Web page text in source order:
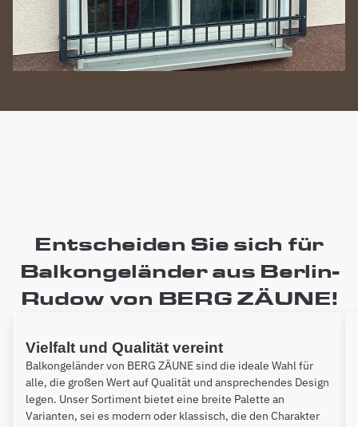
Entscheiden Sie sich für
Balkongeländer aus Berlin-
Rudow von BERG ZÄUNE!
Vielfalt und Qualität vereint
Balkongeländer von BERG ZÄUNE sind die ideale Wahl für
alle, die großen Wert auf Qualität und ansprechendes Design
legen. Unser Sortiment bietet eine breite Palette an
Varianten, sei es modern oder klassisch, die den Charakter